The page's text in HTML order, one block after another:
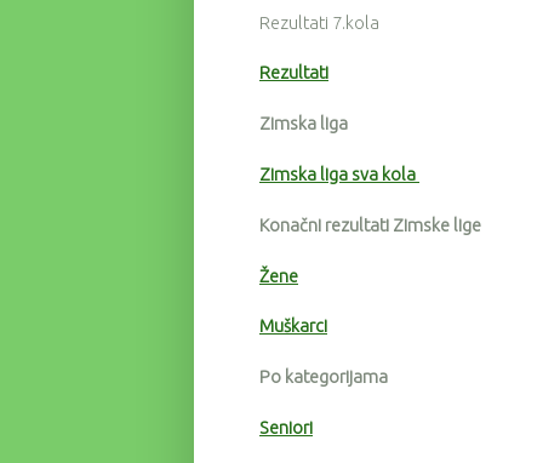
Rezultati 7.kola
Rezultati
Zimska liga
Zimska liga sva kola
Konačni rezultati Zimske lige
Žene
Muškarci
Po kategorijama
Seniori